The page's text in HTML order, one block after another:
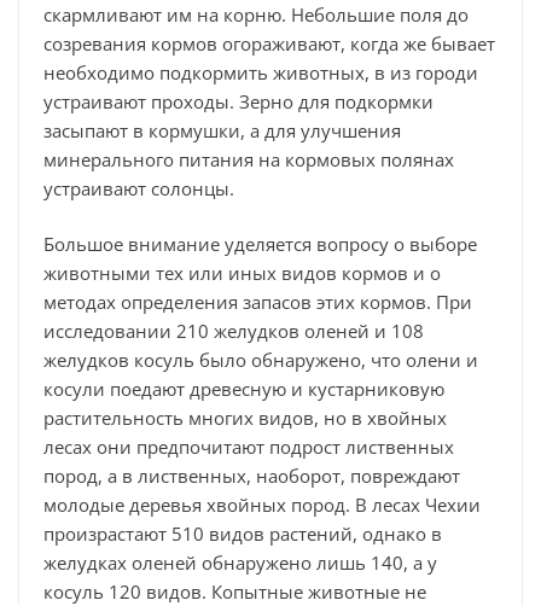
скармливают им на корню. Небольшие поля до
созревания кормов огораживают, когда же бывает
необходимо подкормить животных, в из городи
устраивают проходы. Зерно для подкормки
засыпают в кормушки, а для улучшения
минерального питания на кормовых полянах
устраивают солонцы.
Большое внимание уделяется вопросу о выборе
животными тех или иных видов кормов и о
методах определения запасов этих кормов. При
исследовании 210 желудков оленей и 108
желудков косуль было обнаружено, что олени и
косули поедают древесную и кустарниковую
растительность многих видов, но в хвойных
лесах они предпочитают подрост лиственных
пород, а в лиственных, наоборот, повреждают
молодые деревья хвойных пород. В лесах Чехии
произрастают 510 видов растений, однако в
желудках оленей обнаружено лишь 140, а у
косуль 120 видов. Копытные животные не